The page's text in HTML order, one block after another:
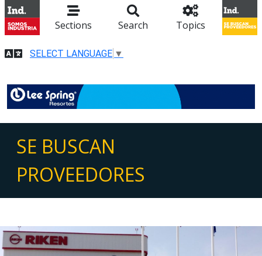
Sections Search Topics
SELECT LANGUAGE ▼
SE BUSCAN
PROVEEDORES